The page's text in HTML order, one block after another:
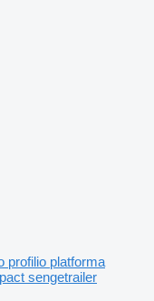
profilio platforma
sengetrailer